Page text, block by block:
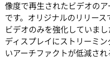
像度で再生されたビデオの
です。オリジナルのリリー
ビデオのみを強化していま
ディスプレイにストリーミ
いアーチファクトが低減さ